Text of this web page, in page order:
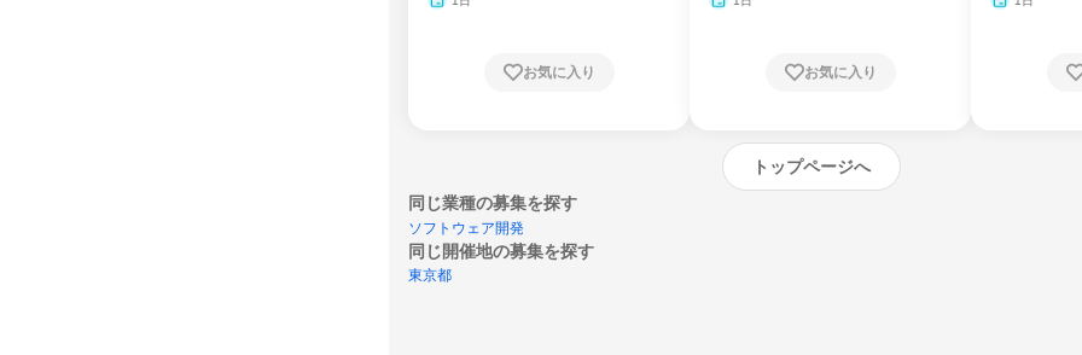
お気に入り お気に入り
トップページへ
同じ業種の募集を探す
ソフトウェア開発
同じ開催地の募集を探す
東京都